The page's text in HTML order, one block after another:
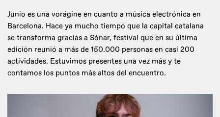
Junio es una vorágine en cuanto a música electrónica en
Barcelona. Hace ya mucho tiempo que la capital catalana
se transforma gracias a Sónar, festival que en su última
edición reunió a más de 150.000 personas en casi 200
actividades. Estuvimos presentes una vez más y te
contamos los puntos más altos del encuentro.